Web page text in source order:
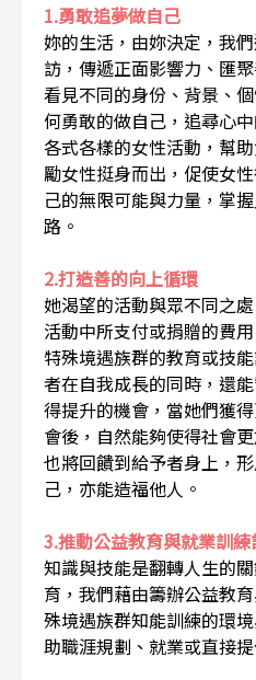
1.勇敢追夢做自己
妳的生活，由妳決定，我
訪，傳遞正面影響力、匯
看見不同的身份、背景、
何勇敢的做自己，追尋心
各式各樣的女性活動，幫
勵女性挺身而出，促使女
己的無限可能與力量，掌
路。
2.打造善的向上循環
她渴望的活動與眾不同之
活動中所支付或捐贈的費
特殊境遇族群的教育或技
者在自我成長的同時，還
得提升的機會，當她們獲
會後，自然能夠使得社會
也將回饋到給予者身上，
己，亦能造福他人。
3.推動公益教育與就業訓練
知識與技能是翻轉人生的
育，我們藉由籌辦公益教
殊境遇族群知能訓練的環
助職涯規劃、就業或直接提